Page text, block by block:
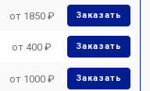
от 1850 ₽ Заказать
от 400 ₽ Заказать
от 1000 ₽ Заказать